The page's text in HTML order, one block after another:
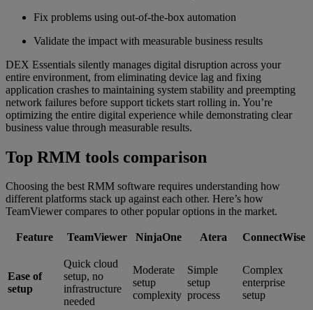
Fix problems using out-of-the-box automation
Validate the impact with measurable business results
DEX Essentials silently manages digital disruption across your
entire environment, from eliminating device lag and fixing
application crashes to maintaining system stability and preempting
network failures before support tickets start rolling in. You’re
optimizing the entire digital experience while demonstrating clear
business value through measurable results.
Top RMM tools comparison
Choosing the best RMM software requires understanding how
different platforms stack up against each other. Here’s how
TeamViewer compares to other popular options in the market.
Feature TeamViewer NinjaOne Atera ConnectWise
Ease of
setup
Quick cloud
setup, no
infrastructure
needed
Moderate
setup
complexity
Simple
setup
process
Complex
enterprise
setup